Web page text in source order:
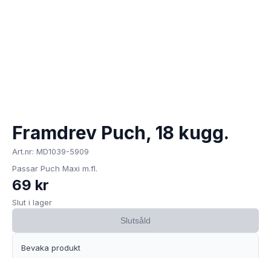
Framdrev Puch, 18 kugg.
Art.nr: MD1039-5909
Passar Puch Maxi m.fl.
69 kr
Slut i lager
Slutsåld
Bevaka produkt